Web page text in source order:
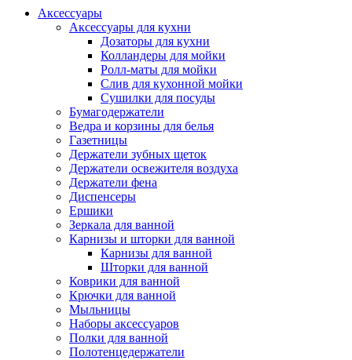
Аксессуары
Аксессуары для кухни
Дозаторы для кухни
Колландеры для мойки
Ролл-маты для мойки
Слив для кухонной мойки
Сушилки для посуды
Бумагодержатели
Ведра и корзины для белья
Газетницы
Держатели зубных щеток
Держатели освежителя воздуха
Держатели фена
Диспенсеры
Ершики
Зеркала для ванной
Карнизы и шторки для ванной
Карнизы для ванной
Шторки для ванной
Коврики для ванной
Крючки для ванной
Мыльницы
Наборы аксессуаров
Полки для ванной
Полотенцедержатели